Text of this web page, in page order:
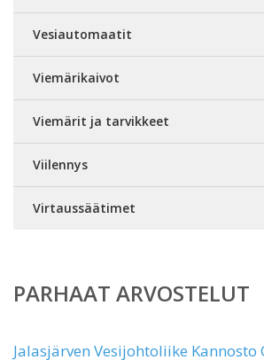
Vesiautomaatit
Viemärikaivot
Viemärit ja tarvikkeet
Viilennys
Virtaussäätimet
PARHAAT ARVOSTELUT
Jalasjärven Vesijohtoliike Kannosto